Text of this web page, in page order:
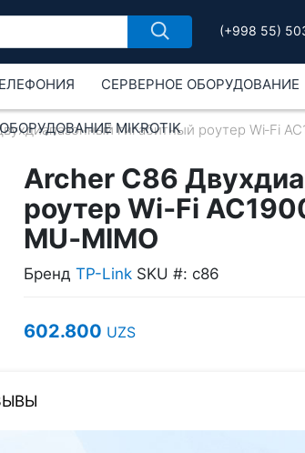
(+998 55)
СЕРВЕРНОЕ ОБОРУДОВАНИЕ
ОБОРУДОВАНИЕ MIKROTIKгигабитный роутер Wi‑Fi
Archer C86
роутер Wi‑Fi
MU‑MIMO
Бренд TP-Link SKU #: c86
602.800 UZS